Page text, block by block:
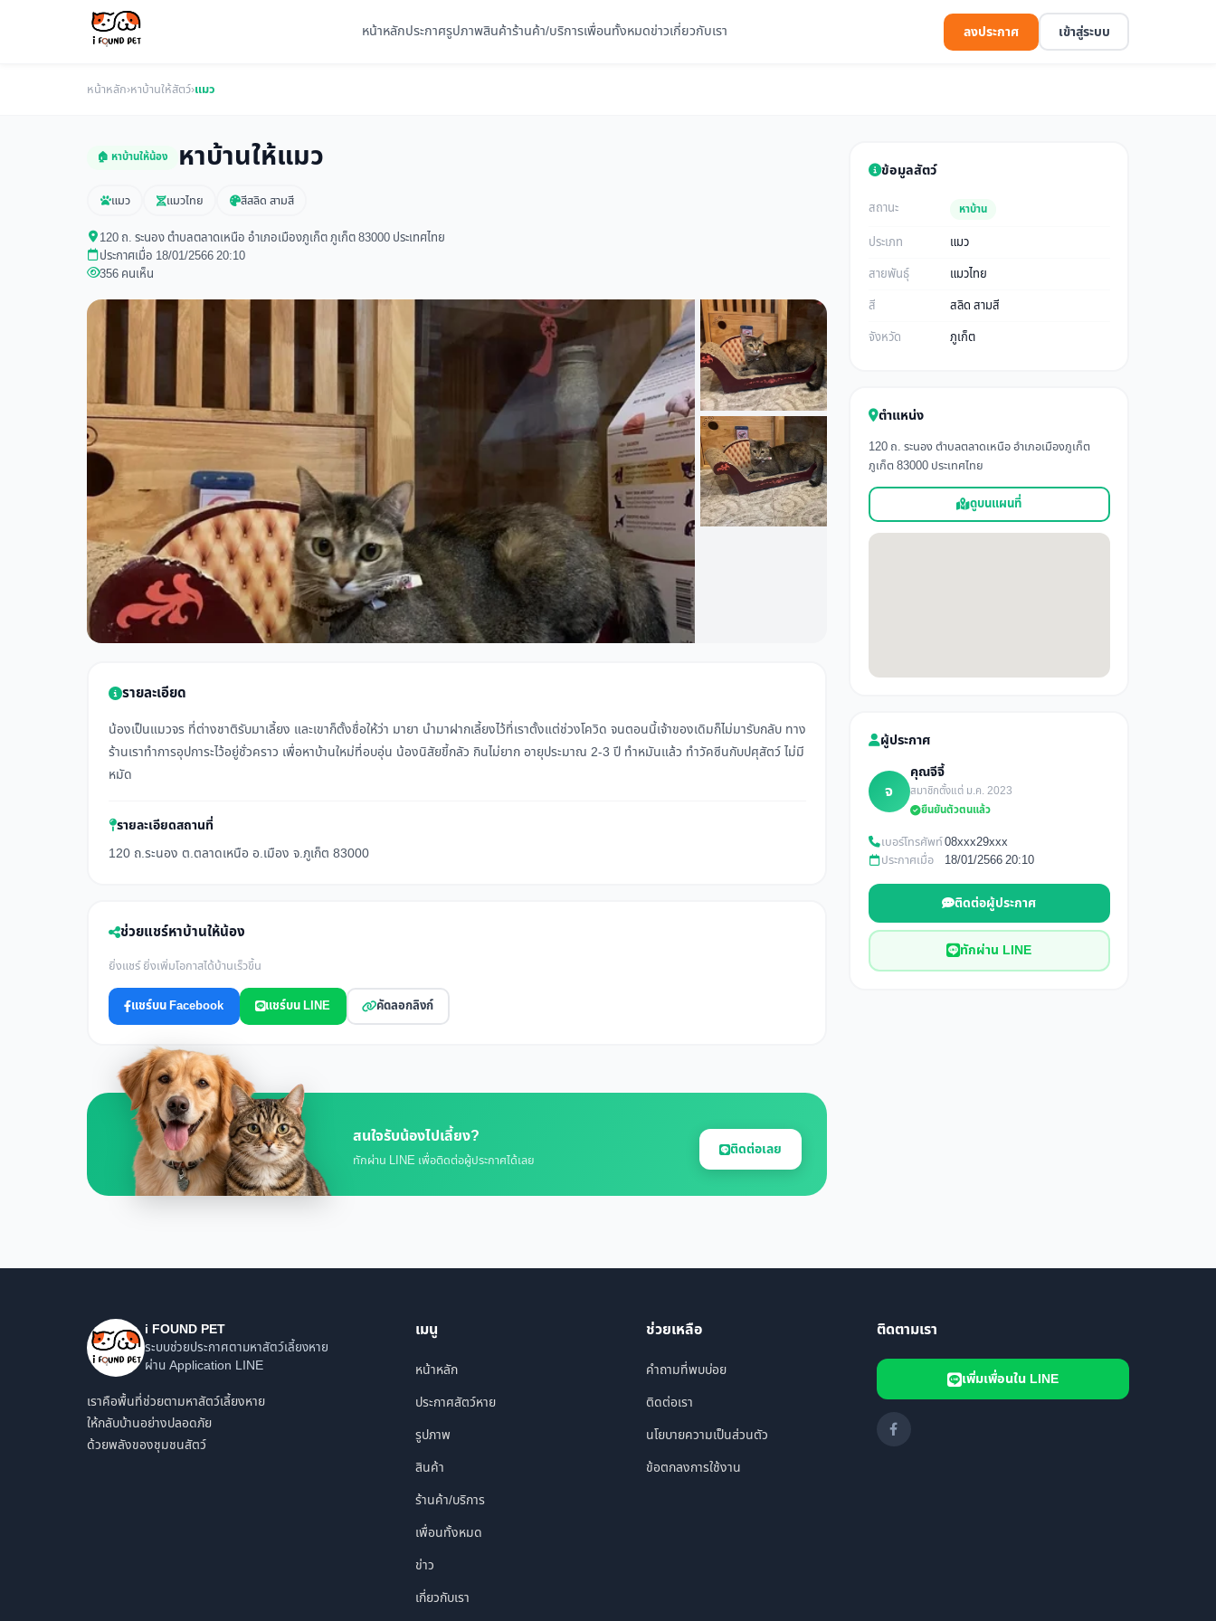
หน้าหลักประกาศรูปภาพสินค้าร้านค้า/บริการเพื่อนทั้งหมดข่าวเกี่ยวกับเรา ลงประกาศ เข้าสู่ระบบ
หน้าหลัก›หาบ้านให้สัตว์›แมว
🏠 หาบ้านให้น้อง หาบ้านให้แมว
แมว แมวไทย สีสลิด สามสี
120 ถ. ระนอง ตำบลตลาดเหนือ อำเภอเมืองภูเก็ต ภูเก็ต 83000 ประเทศไทย
ประกาศเมื่อ 18/01/2566 20:10
356 คนเห็น
รายละเอียด
น้องเป็นแมวจร ที่ต่างชาติรับมาเลี้ยง และเขาก็ตั้งชื่อให้ว่า มายา นำมาฝากเลี้ยงไว้ที่เราตั้งแต่ช่วงโควิด จนตอนนี้เจ้าของเดิมก็ไม่มารับกลับ ทาง
ร้านเราทำการอุปการะไว้อยู่ชั่วคราว เพื่อหาบ้านใหม่ที่อบอุ่น น้องนิสัยขี้กลัว กินไม่ยาก อายุประมาณ 2-3 ปี ทำหมันแล้ว ทำวัคซีนกับปศุสัตว์ ไม่มี
หมัด
รายละเอียดสถานที่
120 ถ.ระนอง ต.ตลาดเหนือ อ.เมือง จ.ภูเก็ต 83000
ช่วยแชร์หาบ้านให้น้อง
ยิ่งแชร์ ยิ่งเพิ่มโอกาสได้บ้านเร็วขึ้น
แชร์บน Facebook แชร์บน LINE คัดลอกลิงก์
สนใจรับน้องไปเลี้ยง?
ทักผ่าน LINE เพื่อติดต่อผู้ประกาศได้เลย
ติดต่อเลย
ข้อมูลสัตว์
สถานะ หาบ้าน
ประเภท
แมว
สายพันธุ์
แมวไทย
สี
สลิด สามสี
จังหวัด
ภูเก็ต
ตำแหน่ง
120 ถ. ระนอง ตำบลตลาดเหนือ อำเภอเมืองภูเก็ต
ภูเก็ต 83000 ประเทศไทย
ดูบนแผนที่
ผู้ประกาศ
จ
คุณจีจี้
สมาชิกตั้งแต่ ม.ค. 2023
ยืนยันตัวตนแล้ว
เบอร์โทรศัพท์08xxx29xxx
ประกาศเมื่อ
18/01/2566 20:10
ติดต่อผู้ประกาศ
ทักผ่าน LINE
i FOUND PET
ระบบช่วยประกาศตามหาสัตว์เลี้ยงหาย
ผ่าน Application LINE
เราคือพื้นที่ช่วยตามหาสัตว์เลี้ยงหาย
ให้กลับบ้านอย่างปลอดภัย
ด้วยพลังของชุมชนสัตว์
เมนู
หน้าหลัก
ประกาศสัตว์หาย
รูปภาพ
สินค้า
ร้านค้า/บริการ
เพื่อนทั้งหมด
ข่าว
เกี่ยวกับเรา
ช่วยเหลือ
คำถามที่พบบ่อย
ติดต่อเรา
นโยบายความเป็นส่วนตัว
ข้อตกลงการใช้งาน
ติดตามเรา
เพิ่มเพื่อนใน LINE